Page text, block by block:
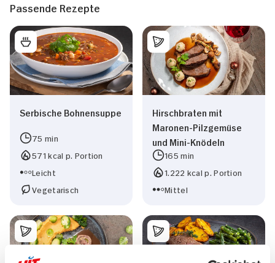
Passende Rezepte
Serbische Bohnensuppe
75 min
571 kcal p. Portion
Leicht
Vegetarisch
Hirschbraten mit
Maronen-Pilzgemüse
und Mini-Knödeln
165 min
1.222 kcal p. Portion
Mittel